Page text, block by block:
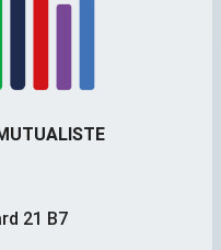
21 B7